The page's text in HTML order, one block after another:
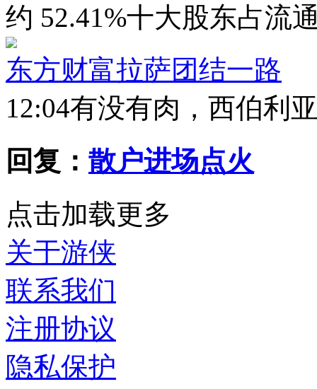
约 52.41%十大股东占流
东方财富拉萨团结一路
12:04有没有肉，西伯利
回复： 散户进场点火
点击加载更多
关于游侠
联系我们
注册协议
隐私保护